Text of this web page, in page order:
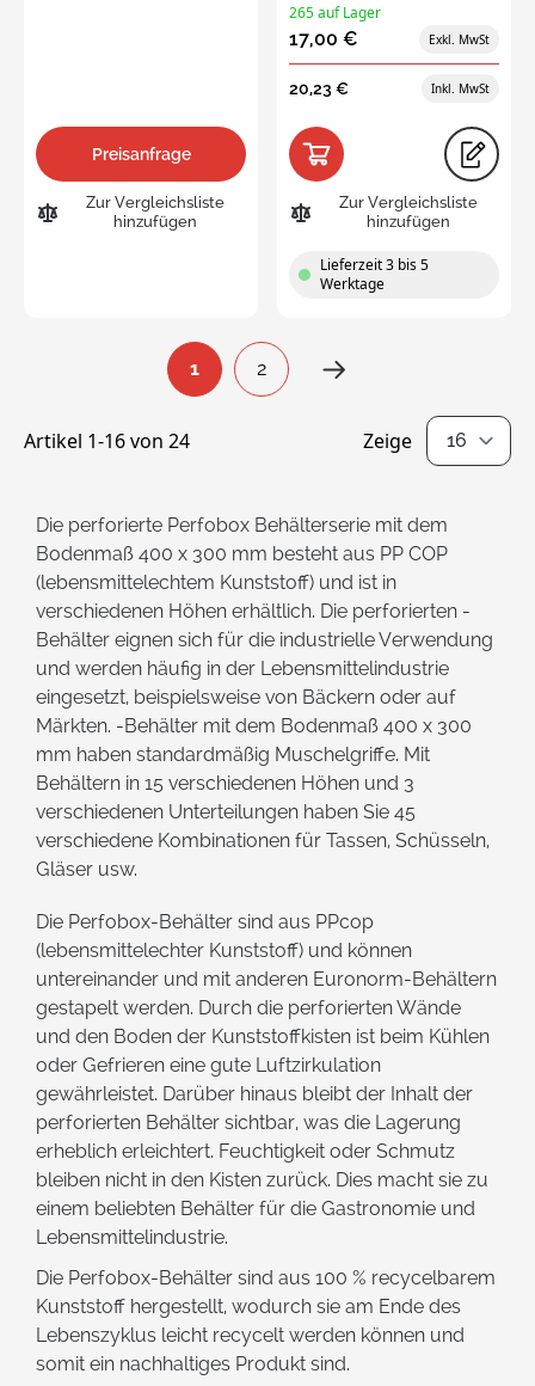
Preisanfrage
Zur Vergleichsliste
hinzufügen
265 auf Lager
17,00 €
20,23 €
Zur Vergleichsliste
hinzufügen
Lieferzeit 3 bis 5
Werktage
Artikel 1-16von 24
Seite
You're currently reading page
1
Seite
2
Zeige
Die perforierte Perfobox Behälterserie mit dem
Bodenmaß 400 x 300 mm besteht aus PP COP
(lebensmittelechtem Kunststoff) und ist in
verschiedenen Höhen erhältlich. Die perforierten -
Behälter eignen sich für die industrielle Verwendung
und werden häufig in der Lebensmittelindustrie
eingesetzt, beispielsweise von Bäckern oder auf
Märkten. -Behälter mit dem Bodenmaß 400 x 300
mm haben standardmäßig Muschelgriffe. Mit
Behältern in 15 verschiedenen Höhen und 3
verschiedenen Unterteilungen haben Sie 45
verschiedene Kombinationen für Tassen, Schüsseln,
Gläser usw.
Die Perfobox-Behälter sind aus PPcop
(lebensmittelechter Kunststoff) und können
untereinander und mit anderen Euronorm-Behältern
gestapelt werden. Durch die perforierten Wände
und den Boden der Kunststoffkisten ist beim Kühlen
oder Gefrieren eine gute Luftzirkulation
gewährleistet. Darüber hinaus bleibt der Inhalt der
perforierten Behälter sichtbar, was die Lagerung
erheblich erleichtert. Feuchtigkeit oder Schmutz
bleiben nicht in den Kisten zurück. Dies macht sie zu
einem beliebten Behälter für die Gastronomie und
Lebensmittelindustrie.
Die Perfobox-Behälter sind aus 100 % recycelbarem
Kunststoff hergestellt, wodurch sie am Ende des
Lebenszyklus leicht recycelt werden können und
somit ein nachhaltiges Produkt sind.